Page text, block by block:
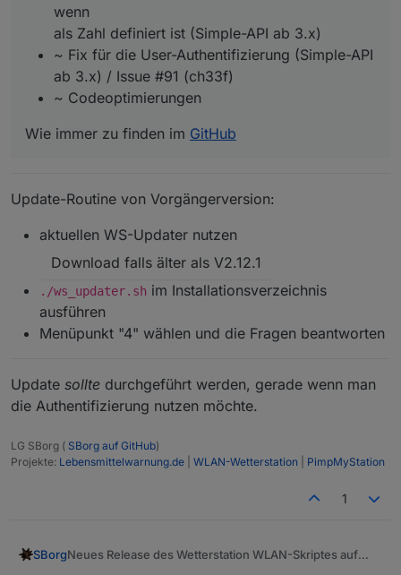
wenn
als Zahl definiert ist (Simple-API ab 3.x)
~ Fix für die User-Authentifizierung (Simple-API
ab 3.x) / Issue #91 (ch33f)
~ Codeoptimierungen
Wie immer zu finden im GitHub
Update-Routine von Vorgängerversion:
aktuellen WS-Updater nutzen
Download falls älter als V2.12.1
./ws_updater.sh im Installationsverzeichnis
ausführen
Menüpunkt "4" wählen und die Fragen beantworten
Update sollte durchgeführt werden, gerade wenn man
die Authentifizierung nutzen möchte.
LG SBorg ( SBorg auf GitHub)
Projekte: Lebensmittelwarnung.de WLAN-Wetterstation PimpMyStation
1
SBorgNeues Release des Wetterstation WLAN-Skriptes auf